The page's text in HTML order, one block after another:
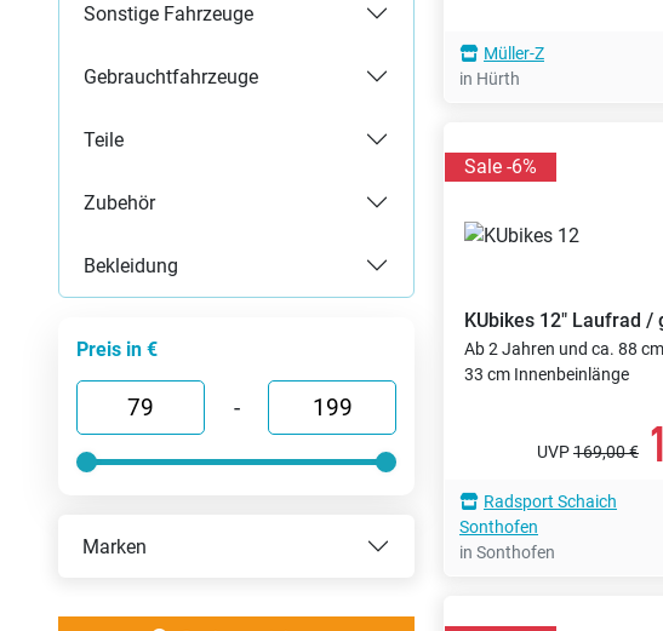
Sonstige Fahrzeuge
Gebrauchtfahrzeuge
Teile
Zubehör
Bekleidung
Preis in €
-
Marken
Müller-Z
in Hürth
Sale -6%
KUbikes 12" Laufrad /
Ab 2 Jahren und ca. 88
33 cm Innenbeinlänge
UVP169,00 €
Radsport Schaich
Sonthofen
in Sonthofen